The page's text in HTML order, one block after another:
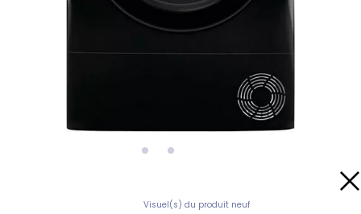
Visuel(s) du produit neuf